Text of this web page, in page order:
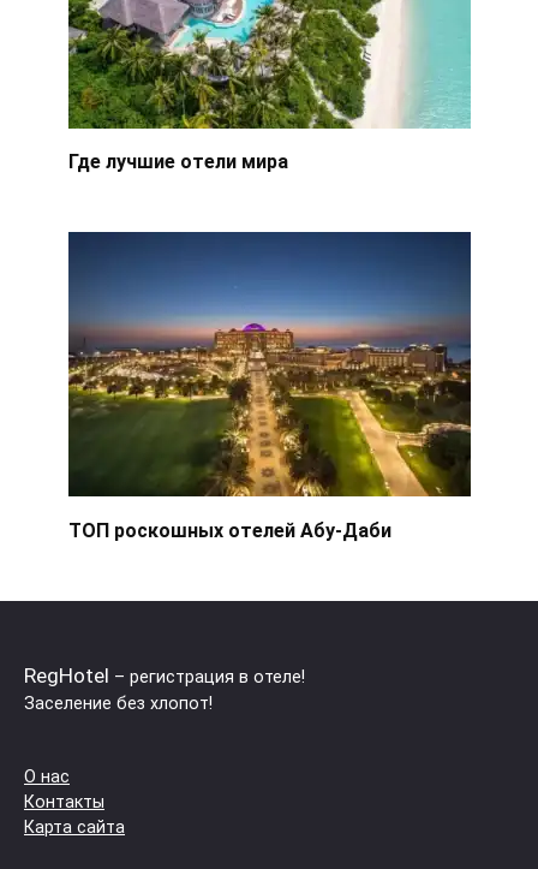
Где лучшие отели мира
ТОП роскошных отелей Абу-Даби
RegHotel – регистрация в отеле!
Заселение без хлопот!
О нас
Контакты
Карта сайта